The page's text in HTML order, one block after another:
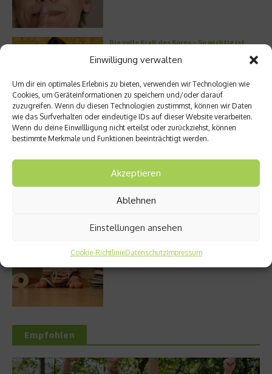
Einwilligung verwalten
Um dir ein optimales Erlebnis zu bieten, verwenden wir Technologien wie
Cookies, um Geräteinformationen zu speichern und/oder darauf
zuzugreifen. Wenn du diesen Technologien zustimmst, können wir Daten
wie das Surfverhalten oder eindeutige IDs auf dieser Website verarbeiten.
Wenn du deine Einwillligung nicht erteilst oder zurückziehst, können
bestimmte Merkmale und Funktionen beeinträchtigt werden.
Akzeptieren
Ablehnen
Einstellungen ansehen
Cookie-RichtlinieDatenschutzImpressum
Die volle Kraft des Korns – So wichtig ist
Entzündung der Nebenhöhlen: Symptome
und verschiedene Formen
Welches Ashwagandha sollte ich kaufen?
Stuhlgang – wie oft ist eigentlich normal?
Empfohlen